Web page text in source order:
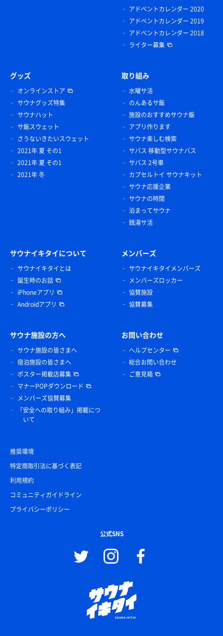
アドベントカレンダー 2020
アドベントカレンダー 2019
アドベントカレンダー 2018
ライター募集
グッズ
オンラインストア
サウナグッズ特集
サウナハット
サ飯スウェット
さうないきたいスウェット
2021年 夏 その1
2021年 夏 その1
2021年 冬
取り組み
水曜サ活
のんあるサ飯
施設のおすすめサウナ飯
アプリ作ります
サウナ楽しむ検索
サバス 移動型サウナバス
サバス 2号車
カプセルトイ サウナキット
サウナ応援企業
サウナの時間
泊まってサウナ
銭湯サ活
サウナイキタイについて
サウナイキタイとは
誕生時のお話
iPhoneアプリ
Androidアプリ
メンバーズ
サウナイキタイメンバーズ
メンバーズロッカー
協賛施設
協賛募集
サウナ施設の方へ
サウナ施設の皆さまへ
宿泊施設の皆さまへ
ポスター掲載店募集
マナーPOPダウンロード
メンバーズ協賛募集
「安全への取り組み」掲載につ
いて
お問い合わせ
ヘルプセンター
総合お問い合わせ
ご意見箱
推奨環境
特定商取引法に基づく表記
利用規約
コミュニティガイドライン
プライバシーポリシー
公式SNS